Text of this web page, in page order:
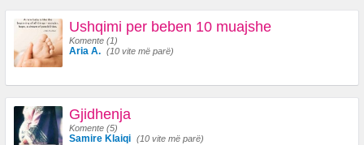
Ushqimi per beben 10 muajshe
Komente (1)
Aria A. (10 vite më parë)
Gjidhenja
Komente (5)
Samire Klaiqi (10 vite më parë)